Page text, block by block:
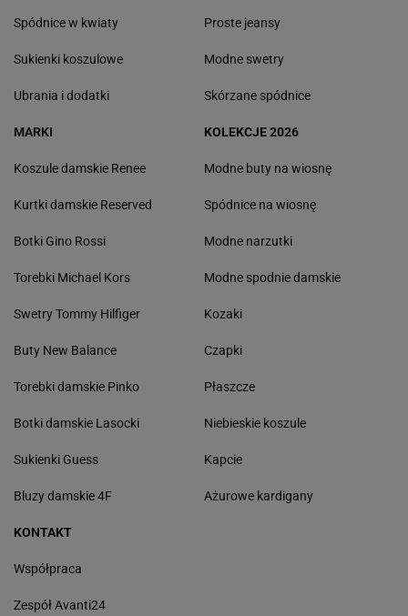
Spódnice w kwiaty
Sukienki koszulowe
Ubrania i dodatki
Proste jeansy
Modne swetry
Skórzane spódnice
MARKI
Koszule damskie Renee
Kurtki damskie Reserved
Botki Gino Rossi
Torebki Michael Kors
Swetry Tommy Hilfiger
Buty New Balance
Torebki damskie Pinko
Botki damskie Lasocki
Sukienki Guess
Bluzy damskie 4F
KOLEKCJE 2026
Modne buty na wiosnę
Spódnice na wiosnę
Modne narzutki
Modne spodnie damskie
Kozaki
Czapki
Płaszcze
Niebieskie koszule
Kapcie
Ażurowe kardigany
KONTAKT
Współpraca
Zespół Avanti24